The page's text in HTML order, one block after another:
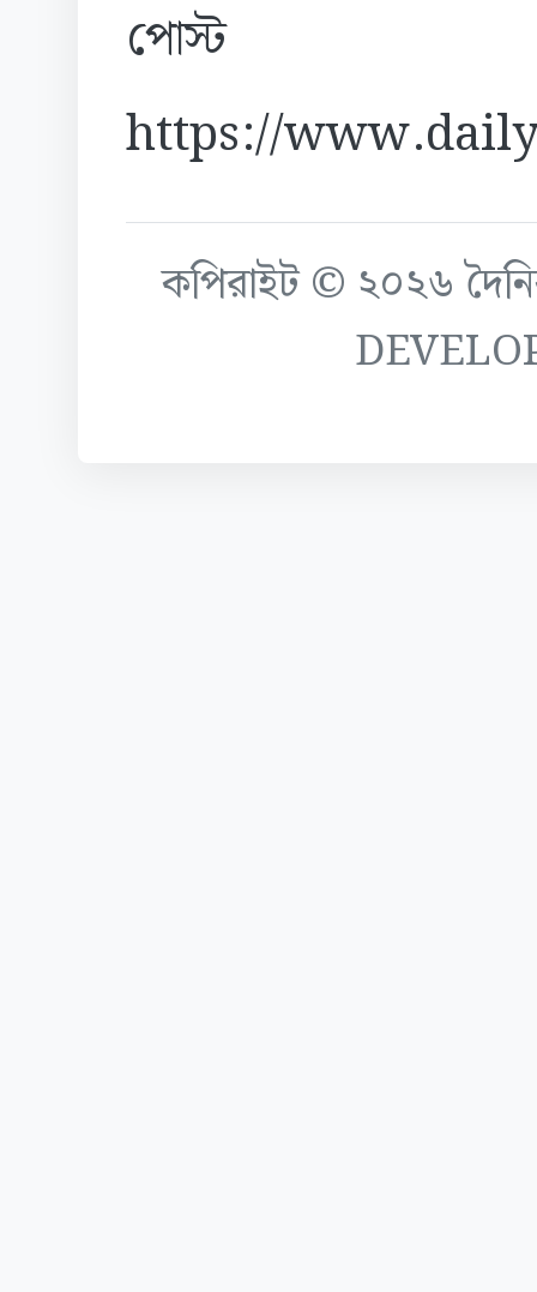
https://
কপিরাইট © ২০২৬